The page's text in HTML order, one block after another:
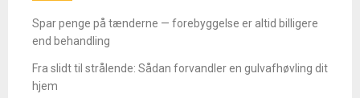
Spar penge på tænderne — forebyggelse er altid billigere
end behandling
Fra slidt til strålende: Sådan forvandler en gulvafhøvling dit
hjem